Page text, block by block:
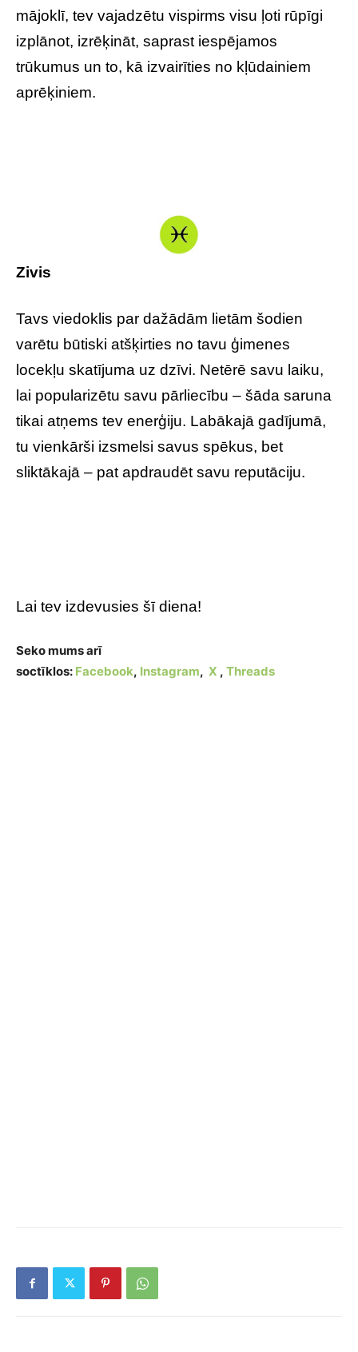
mājoklī, tev vajadzētu vispirms visu ļoti rūpīgi
izplānot, izrēķināt, saprast iespējamos
trūkumus un to, kā izvairīties no kļūdainiem
aprēķiniem.
Zivis
Tavs viedoklis par dažādām lietām šodien
varētu būtiski atšķirties no tavu ģimenes
locekļu skatījuma uz dzīvi. Netērē savu laiku,
lai popularizētu savu pārliecību – šāda saruna
tikai atņems tev enerģiju. Labākajā gadījumā,
tu vienkārši izsmelsi savus spēkus, bet
sliktākajā – pat apdraudēt savu reputāciju.
Lai tev izdevusies šī diena!
Seko mums arī
soctīklos: Facebook, Instagram, X , Threads